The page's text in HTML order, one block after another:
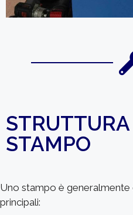
STAMPO
Uno stampo è
principali: